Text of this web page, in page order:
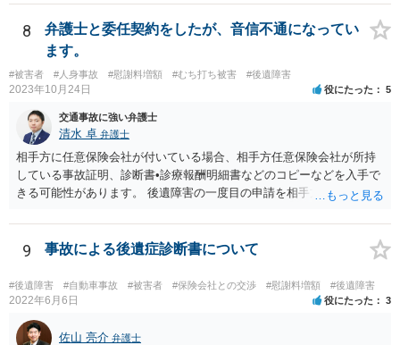
8
弁護士と委任契約をしたが、音信不通になってい
ます。
#被害者 #人身事故 #慰謝料増額 #むち打ち被害 #後遺障害
2023年10月24日 役にたった 5
交通事故に強い弁護士
清水 卓 弁護士
相手方に任意保険会社が付いている場合、相手方任意保険会社が所持
している事故証明、診断書•診療報酬明細書などのコピーなどを入手で
きる可能性があります。 後遺障害の一度目の申請を相手方任意保険会
果と認定理由書も相手方任意保険会社から入手できる可能性がありま
す。 これらが難しくても、通院していた病院のカルテを取り付けるこ
と等で代替が可能な場合もあります。 事故からどの程度期間が経過し
ているがが定かではありませんが、昨年４月から既に１年半年程度経
過しており、時効なども意識しながら対応をしておきたいところで
す。 待っていても事態が打開しない可能性もあるため、依頼の対応が
可能な弁護士に個別に問い合わせ、上記の方法等を参考に進め方を相
9 事故による後遺症診断書について
#後遺障害 #自動車事故 #被害者 #保険会社との交渉 #慰謝料増額 #後遺障害
2022年6月6日 役にたった 3
佐山 亮介 弁護士